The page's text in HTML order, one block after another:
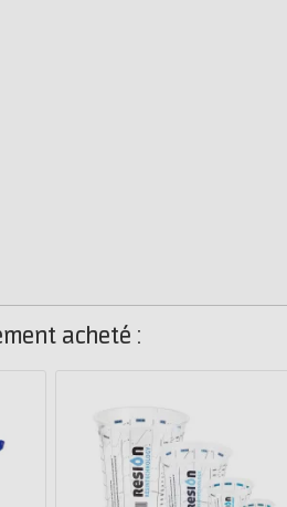
acheté :